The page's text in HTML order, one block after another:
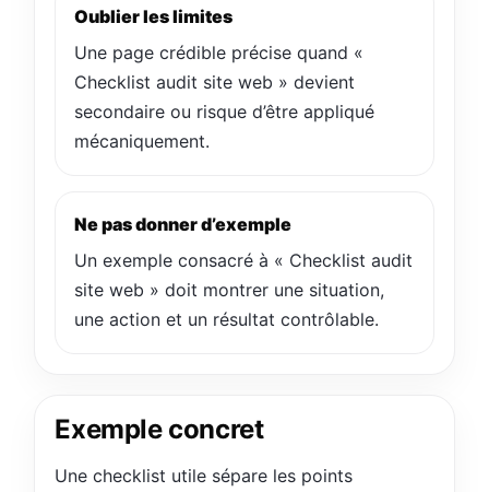
Oublier les limites
Une page crédible précise quand «
Checklist audit site web » devient
secondaire ou risque d’être appliqué
mécaniquement.
Ne pas donner d’exemple
Un exemple consacré à « Checklist audit
site web » doit montrer une situation,
une action et un résultat contrôlable.
Exemple concret
Une checklist utile sépare les points